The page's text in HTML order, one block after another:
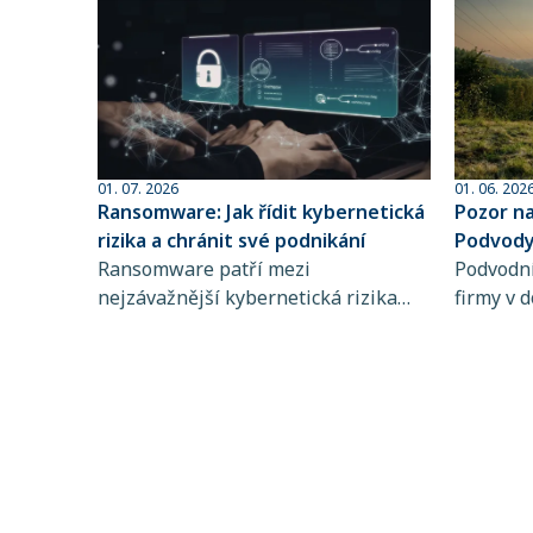
01. 07. 2026
Ransomware: Jak řídit kybernetická
rizika a chránit své podnikání
Ransomware patří mezi
nejzávažnější kybernetická rizika
01. 06.
Pozor
firmy v
chyba